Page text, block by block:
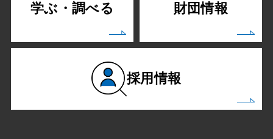
学ぶ・調べる 財団情報
採用情報